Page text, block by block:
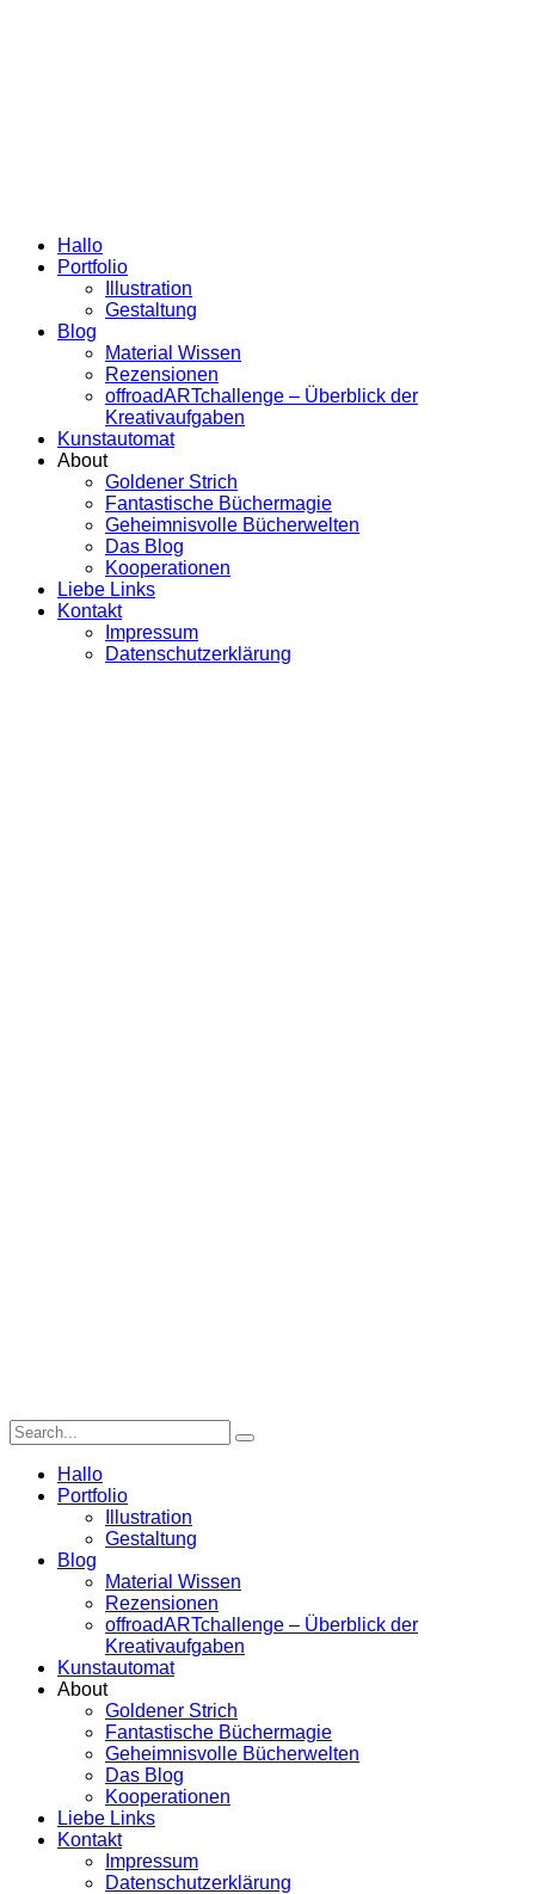
Hallo
Portfolio
Illustration
Gestaltung
Blog
Material Wissen
Rezensionen
offroadARTchallenge – Überblick der
Kreativaufgaben
Kunstautomat
About
Goldener Strich
Fantastische Büchermagie
Geheimnisvolle Bücherwelten
Das Blog
Kooperationen
Liebe Links
Kontakt
Impressum
Datenschutzerklärung
Hallo
Portfolio
Illustration
Gestaltung
Blog
Material Wissen
Rezensionen
offroadARTchallenge – Überblick der
Kreativaufgaben
Kunstautomat
About
Goldener Strich
Fantastische Büchermagie
Geheimnisvolle Bücherwelten
Das Blog
Kooperationen
Liebe Links
Kontakt
Impressum
Datenschutzerklärung